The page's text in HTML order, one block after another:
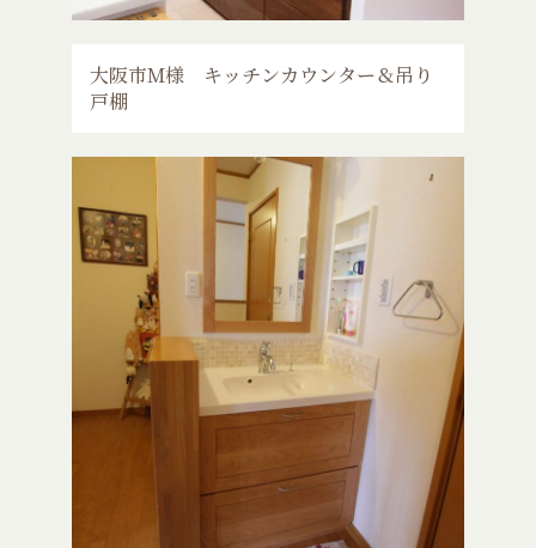
大阪市M様 キッチンカウンター＆吊り
戸棚